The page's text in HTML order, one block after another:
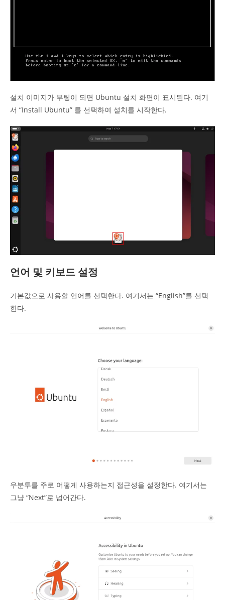
설치 이미지가 부팅이 되면 Ubuntu 설치 화면이 표시된다. 여기
서 “Install Ubuntu” 를 선택하여 설치를 시작한다.
언어 및 키보드 설정
기본값으로 사용할 언어를 선택한다. 여기서는 “English”를 선택
한다.
우분투를 주로 어떻게 사용하는지 접근성을 설정한다. 여기서는
그냥 “Next”로 넘어간다.